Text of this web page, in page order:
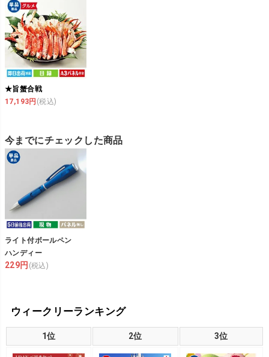
★旨蟹合戦
17,193円 (税込)
今までにチェックした商品
ライト付ボールペン
ハンディー
229円 (税込)
ウィークリーランキング
1位 2位 3位